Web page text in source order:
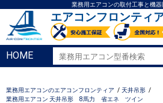
業務用エアコンの取付工事と機
エアコンフロンティ
HOME
業務用エアコンのエアコンフロンティア
天井吊形
業務用エアコン 天井吊形 8馬力 省エネ ツイン